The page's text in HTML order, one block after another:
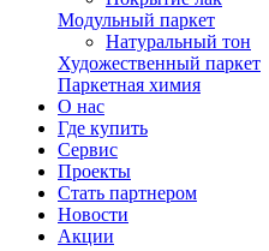
Модульный паркет
Натуральный тон
Художественный паркет
Паркетная химия
О нас
Где купить
Сервис
Проекты
Стать партнером
Новости
Акции